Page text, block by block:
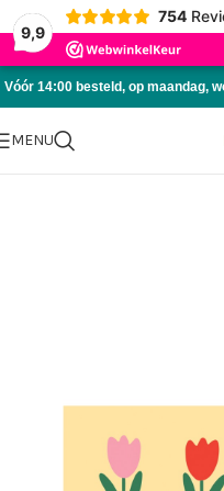
9,9
754
Skip to navigation
Skip to main content
Vóór 14:00 besteld, op maandag,
MENU